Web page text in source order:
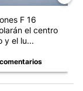
F 16
el centro
y el lu...